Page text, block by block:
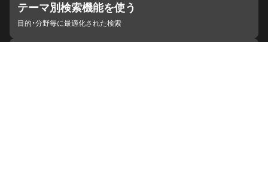
テーマ別検索機能を使う
目的・分野毎に最適化された検索